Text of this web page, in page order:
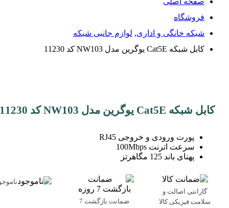
فروشگاه
شبکه خانگی و اداری, لوازم جانبی شبکه
کابل شبکه Cat5E یوگرین مدل NW103 کد 11230
کابل شبکه Cat5E یوگرین مدل NW103 کد 11230
پورت ورودی و خروجی RJ45
سرعت اترنت 100Mbps
پهنای باند 125 مگاهرتز
گارانتی اصالت و
سلامت فیزیکی کالا
ضمانت بازگشت 7